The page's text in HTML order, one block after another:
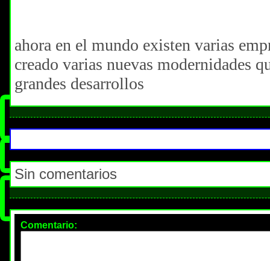
ahora en el mundo existen varias
creado varias nuevas modernidades
grandes desarrollos
Sin comentarios
Comentario: